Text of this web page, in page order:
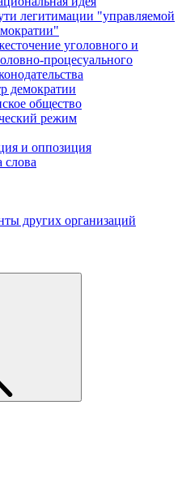
легитимации "управляемой
уголовного и
процесуального
демократии
общество
режим
и оппозиция
слова
других организаций